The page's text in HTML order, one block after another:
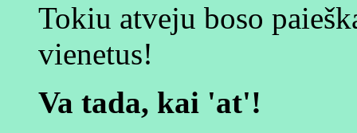
Tokiu atveju boso
vienetus!
Va tada, kai 'at'!